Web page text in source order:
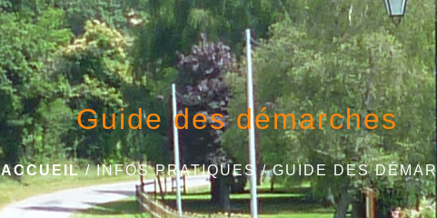
Guide des démarches
ACCUEIL/INFOS PRATIQUES/GUIDE DES